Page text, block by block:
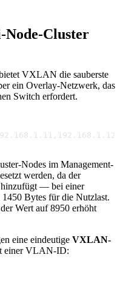
Cluster
VXLAN die sauberste
ein Overlay-Netzwerk, das
Switch erfordert.
Nodes im Management-
werden, da der
— bei einer
Bytes für die Nutzlast.
Wert auf 8950 erhöht
eine eindeutige VXLAN-
einer VLAN-ID: